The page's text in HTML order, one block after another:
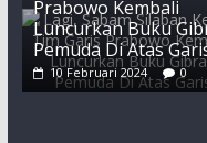
Prabowo Kembali
Luncurkan Buku
Pemuda Di Atas
10 Februari 2024 0